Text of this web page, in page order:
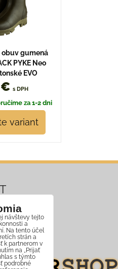
obuv gumená
PYKE Neo
EVO
s DPH
za 1-2 dni
variant
006
návštevy tejto
a
Na tento účel
strán a
k partnerom v
na „Prijať
s týmto
podrobné